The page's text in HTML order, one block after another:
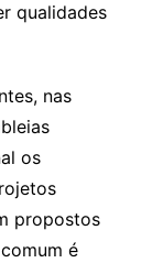
qualidades
nas
os
propostos
é